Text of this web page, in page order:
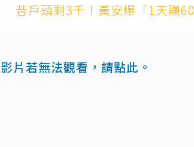
昔戶頭剩3千！黃安爆「1天賺
影片若無法觀看，請點此。